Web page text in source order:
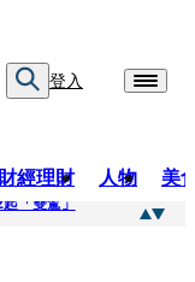
登入
財經理財 人物 美
「雙駕」